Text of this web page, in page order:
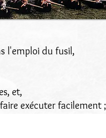
l'emploi du fusil,
et,
exécuter facilement ;